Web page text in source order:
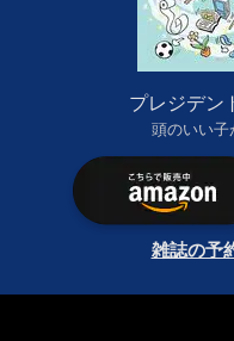
プレジデン
頭のいい子
雑誌の予